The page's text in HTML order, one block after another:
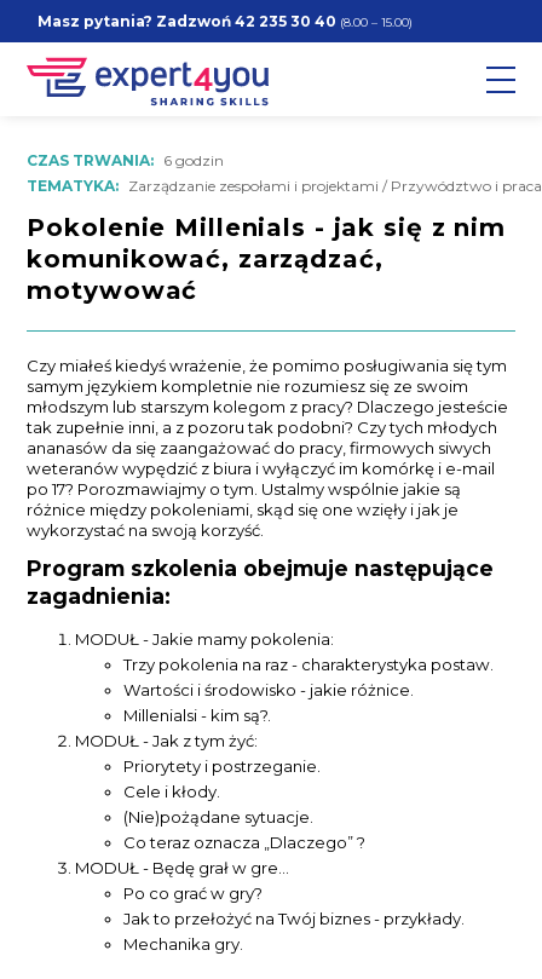
Masz pytania? Zadzwoń42 235 30 40 (8.00 – 15.00)
CZAS TRWANIA: 6 godzin
TEMATYKA: Zarządzanie zespołami i projektami / Przywództwo i praca
Pokolenie Millenials - jak się z nim
komunikować, zarządzać,
motywować
Czy miałeś kiedyś wrażenie, że pomimo posługiwania się tym
samym językiem kompletnie nie rozumiesz się ze swoim
młodszym lub starszym kolegom z pracy? Dlaczego jesteście
tak zupełnie inni, a z pozoru tak podobni? Czy tych młodych
ananasów da się zaangażować do pracy, firmowych siwych
weteranów wypędzić z biura i wyłączyć im komórkę i e-mail
po 17? Porozmawiajmy o tym. Ustalmy wspólnie jakie są
różnice między pokoleniami, skąd się one wzięły i jak je
wykorzystać na swoją korzyść.
Program szkolenia obejmuje następujące
zagadnienia:
MODUŁ - Jakie mamy pokolenia:
Trzy pokolenia na raz - charakterystyka postaw.
Wartości i środowisko - jakie różnice.
Millenialsi - kim są?.
MODUŁ - Jak z tym żyć:
Priorytety i postrzeganie.
Cele i kłody.
(Nie)pożądane sytuacje.
Co teraz oznacza „Dlaczego” ?
MODUŁ - Będę grał w gre…
Po co grać w gry?
Jak to przełożyć na Twój biznes - przykłady.
Mechanika gry.